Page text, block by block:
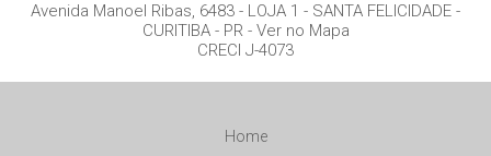
Avenida Manoel Ribas, 6483 - LOJA 1 - SANTA FELICIDADE -
CURITIBA- PR- Ver no Mapa
CRECI J-4073
Home